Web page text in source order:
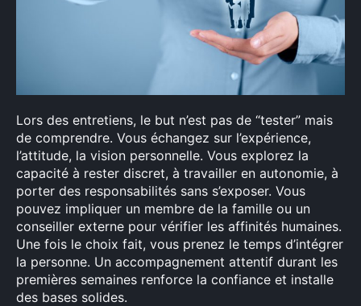
Lors des entretiens, le but n’est pas de “tester” mais
de comprendre. Vous échangez sur l’expérience,
l’attitude, la vision personnelle. Vous explorez la
capacité à rester discret, à travailler en autonomie, à
porter des responsabilités sans s’exposer. Vous
pouvez impliquer un membre de la famille ou un
conseiller externe pour vérifier les affinités humaines.
Une fois le choix fait, vous prenez le temps d’intégrer
la personne. Un accompagnement attentif durant les
premières semaines renforce la confiance et installe
des bases solides.